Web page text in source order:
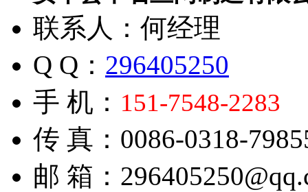
联系人：何经理
Q Q： 296405250
手 机： 151-7548-2283
传 真：0086-0318-
邮 箱：